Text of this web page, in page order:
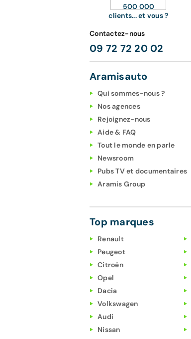
500 000
clients... et vous ?
Contactez-nous
09 72 72 20 02
Aramisauto
Qui sommes-nous ?
Nos agences
Rejoignez-nous
Aide & FAQ
Tout le monde en parle
Newsroom
Pubs TV et documentaires
Aramis Group
Top marques
Renault
Peugeot
Citroën
Opel
Dacia
Volkswagen
Audi
Nissan